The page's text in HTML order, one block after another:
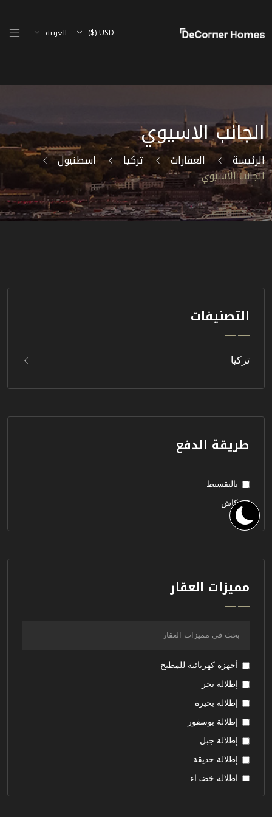
USD ($) العربية
الجانب الاسيوي
الرئيسة العقارات تركيا
اسطنبول
الجانب الاسيوي
التصنيفات
تركيا
طريقة الدفع
بالتقسيط
كاش
مميزات العقار
أجهزة كهربائية للمطبخ
إطلالة بحر
إطلالة بحيرة
إطلالة بوسفور
إطلالة جبل
إطلالة حديقة
إطلالة خضراء
إطلالة على المدينة